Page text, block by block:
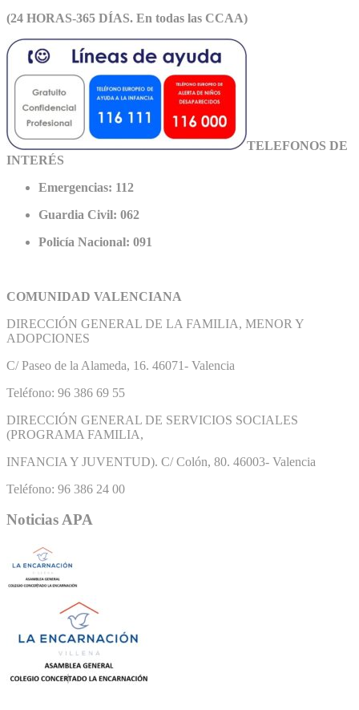
(24 HORAS-365 DÍAS. En todas las CCAA)
TELEFONOS DE
INTERÉS
Emergencias: 112
Guardia Civil: 062
Policía Nacional: 091
COMUNIDAD VALENCIANA
DIRECCIÓN GENERAL DE LA FAMILIA, MENOR Y
ADOPCIONES
C/ Paseo de la Alameda, 16. 46071- Valencia
Teléfono: 96 386 69 55
DIRECCIÓN GENERAL DE SERVICIOS SOCIALES
(PROGRAMA FAMILIA,
INFANCIA Y JUVENTUD). C/ Colón, 80. 46003- Valencia
Teléfono: 96 386 24 00
Noticias APA